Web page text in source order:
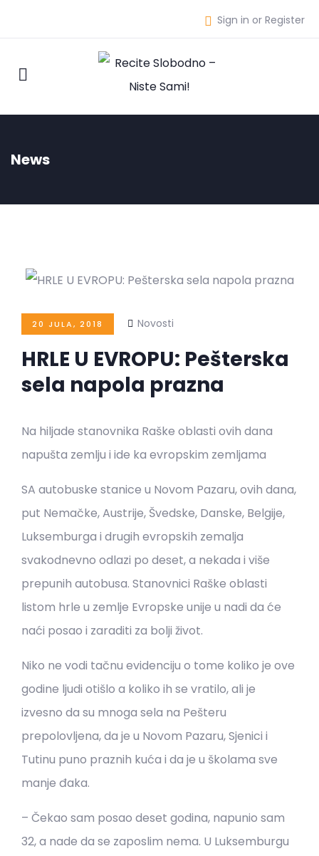
Sign in or Register
News
20 JULA, 2018 Novosti
HRLE U EVROPU: Pešterska
sela napola prazna
Na hiljade stanovnika Raške oblasti ovih dana
napušta zemlju i ide ka evropskim zemljama
SA autobuske stanice u Novom Pazaru, ovih dana,
put Nemačke, Austrije, Švedske, Danske, Belgije,
Luksemburga i drugih evropskih zemalja
svakodnevno odlazi po deset, a nekada i više
prepunih autobusa. Stanovnici Raške oblasti
listom hrle u zemlje Evropske unije u nadi da će
naći posao i zaraditi za bolji život.
Niko ne vodi tačnu evidenciju o tome koliko je ove
godine ljudi otišlo a koliko ih se vratilo, ali je
izvesno da su mnoga sela na Pešteru
prepolovljena, da je u Novom Pazaru, Sjenici i
Tutinu puno praznih kuća i da je u školama sve
manje đaka.
– Čekao sam posao deset godina, napunio sam
32, a nade da se zaposlim nema. U Luksemburgu